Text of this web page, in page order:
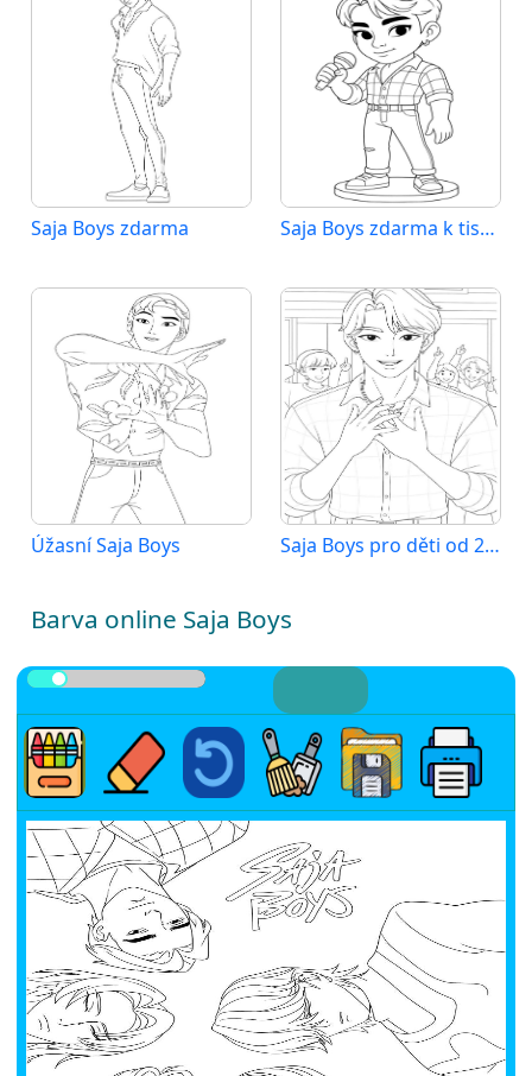
Saja Boys zdarma Saja Boys zdarma k tisku
Úžasní Saja Boys Saja Boys pro děti od 2 let
Barva online Saja Boys